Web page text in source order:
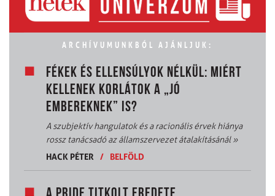
ARCHÍVUMUNKBÓL AJÁNLJUK:
FÉKEK ÉS ELLENSÚLYOK NÉLKÜL: MIÉRT
KELLENEK KORLÁTOK A „JÓ
EMBEREKNEK” IS?
A szubjektív hangulatok és a racionális érvek hiánya
rossz tanácsadó az államszervezet átalakításánál»
HACK PÉTER
/ BELFÖLD